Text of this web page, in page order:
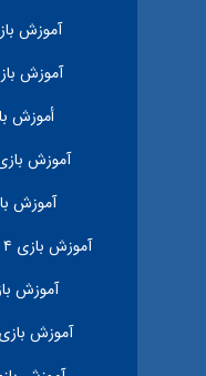
آموزش
آموزش
أموزش
آموزش
آموزش
آموزش بازی ۴ برگ { پاسور }
آموزش
آموزش